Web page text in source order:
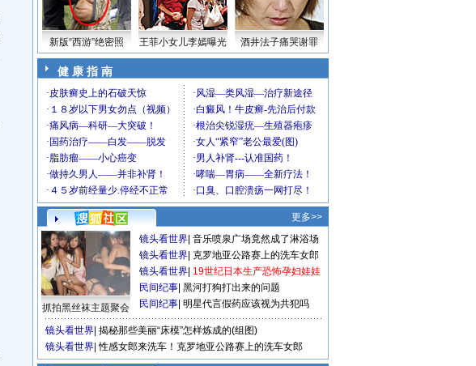
新版“西游”绝密照 王菲小女儿李嫣曝光 酒井法子痛哭谢罪
健 康 指 南
更多>>
抓拍黑丝袜主题聚会
镜头看世界 音乐喷泉广场竟然成了淋浴场
镜头看世界 克罗地亚公路赛上的洗车女郎
镜头看世界 19世纪日本生产恐怖孕妇娃娃
民间纪事 黑河打狗打出来的问题
民间纪事 明星代言假药应该视为共犯吗
镜头看世界 揭秘那些美丽“床模”怎样炼成的(组图)
镜头看世界 性感女郎来洗车！克罗地亚公路赛上的洗车女郎